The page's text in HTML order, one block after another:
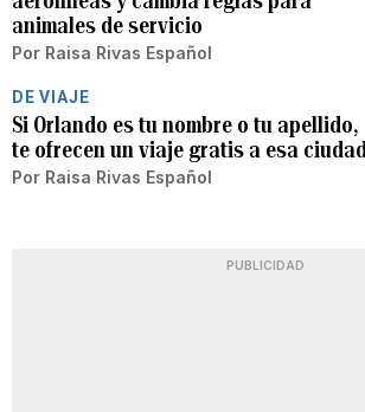
animales de servicio
Por Raisa Rivas Español
DE VIAJE
Si Orlando es tu nombre o tu apellido,
te ofrecen un viaje gratis a esa ciudad
Por Raisa Rivas Español
PUBLICIDAD